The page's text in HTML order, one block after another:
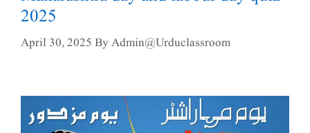
2025
April 30, 2025 ByAdmin@urduclassroom